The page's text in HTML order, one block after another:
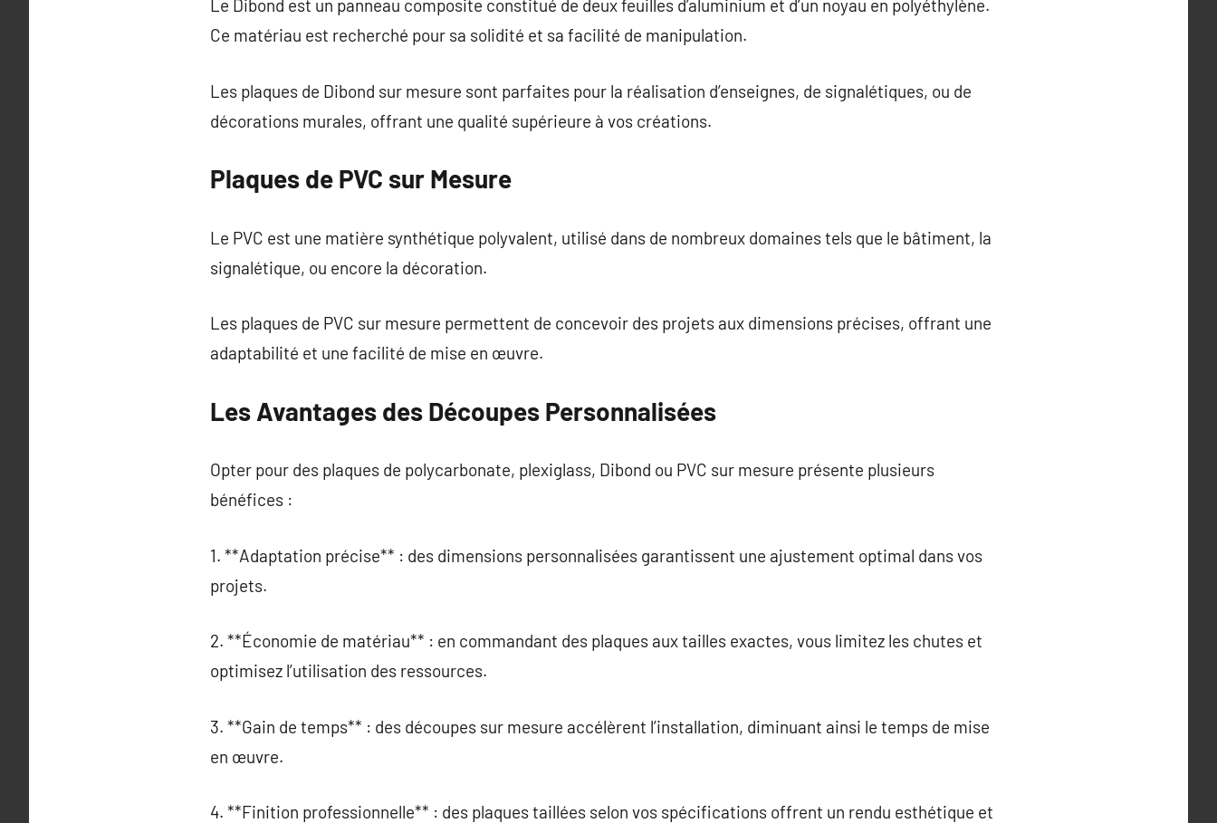
Le Dibond est un panneau composite constitué de deux feuilles d’aluminium et d’un noyau en polyéthylène.
Ce matériau est recherché pour sa solidité et sa facilité de manipulation.
Les plaques de Dibond sur mesure sont parfaites pour la réalisation d’enseignes, de signalétiques, ou de
décorations murales, offrant une qualité supérieure à vos créations.
Plaques de PVC sur Mesure
Le PVC est une matière synthétique polyvalent, utilisé dans de nombreux domaines tels que le bâtiment, la
signalétique, ou encore la décoration.
Les plaques de PVC sur mesure permettent de concevoir des projets aux dimensions précises, offrant une
adaptabilité et une facilité de mise en œuvre.
Les Avantages des Découpes Personnalisées
Opter pour des plaques de polycarbonate, plexiglass, Dibond ou PVC sur mesure présente plusieurs
bénéfices :
1. **Adaptation précise** : des dimensions personnalisées garantissent une ajustement optimal dans vos
projets.
2. **Économie de matériau** : en commandant des plaques aux tailles exactes, vous limitez les chutes et
optimisez l’utilisation des ressources.
3. **Gain de temps** : des découpes sur mesure accélèrent l’installation, diminuant ainsi le temps de mise
en œuvre.
4. **Finition professionnelle** : des plaques taillées selon vos spécifications offrent un rendu esthétique et